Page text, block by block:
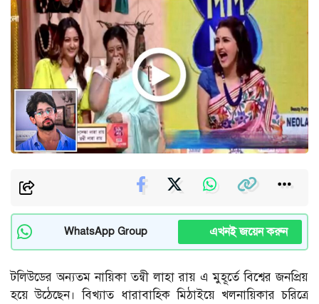
WhatsApp Group এখনই জয়েন করুন
টলিউডের অন্যতম নায়িকা তন্বী লাহা রায় এ মুহূর্তে বিশ্বের জনপ্রিয়
হয়ে উঠেছেন। বিখ্যাত ধারাবাহিক মিঠাইয়ে খলনায়িকার চরিত্রে